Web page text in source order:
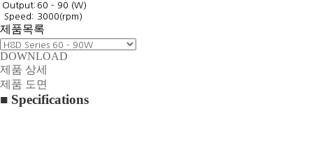
Output: 60 - 90 (W)
Speed: 3000(rpm)
제품목록
DOWNLOAD
제품 상세
제품 도면
■ Specifications